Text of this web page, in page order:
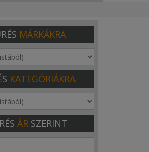
MÁRKÁKRA
KATEGÓRIÁKRA
ÁR SZERINT